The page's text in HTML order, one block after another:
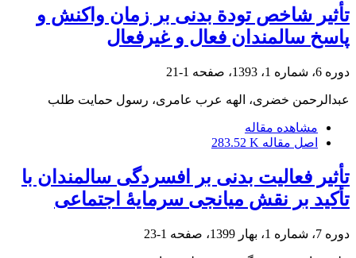
تأثیر شاخص تودة بدنی بر زمان واکنش و
پاسخ سالمندان فعال و غیرفعال
دوره 6، شماره 1، 1393، صفحه 1-21
عبدالرحمن خضری، الهه عرب عامری، رسول حمایت طلب
مشاهده مقاله
اصل مقاله 283.52 K
تأثیر فعالیت بدنی بر افسردگی سالمندان با
تأکید بر نقش میانجی سرمایۀ اجتماعی
دوره 7، شماره 1، بهار 1399، صفحه 1-23